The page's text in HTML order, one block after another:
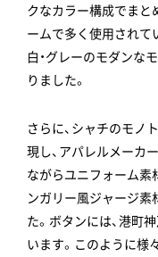
クなカラー構成でまと
ームで多く使用されて
白・グレーのモダンな
りました。
さらに、シャチのモノ
現し、アパレルメーカ
ながらユニフォーム素
ンガリー風ジャージ素
た。ボタンには、港町
います。このように様